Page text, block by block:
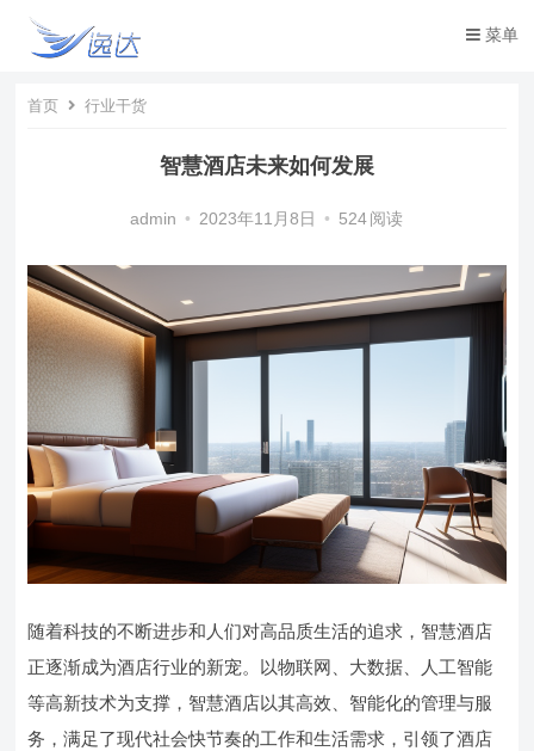
菜单
首页 行业干货
智慧酒店未来如何发展
admin • 2023年11月8日 • 524 阅读
随着科技的不断进步和人们对高品质生活的追求，智慧酒店
正逐渐成为酒店行业的新宠。以物联网、大数据、人工智能
等高新技术为支撑，智慧酒店以其高效、智能化的管理与服
务，满足了现代社会快节奏的工作和生活需求，引领了酒店